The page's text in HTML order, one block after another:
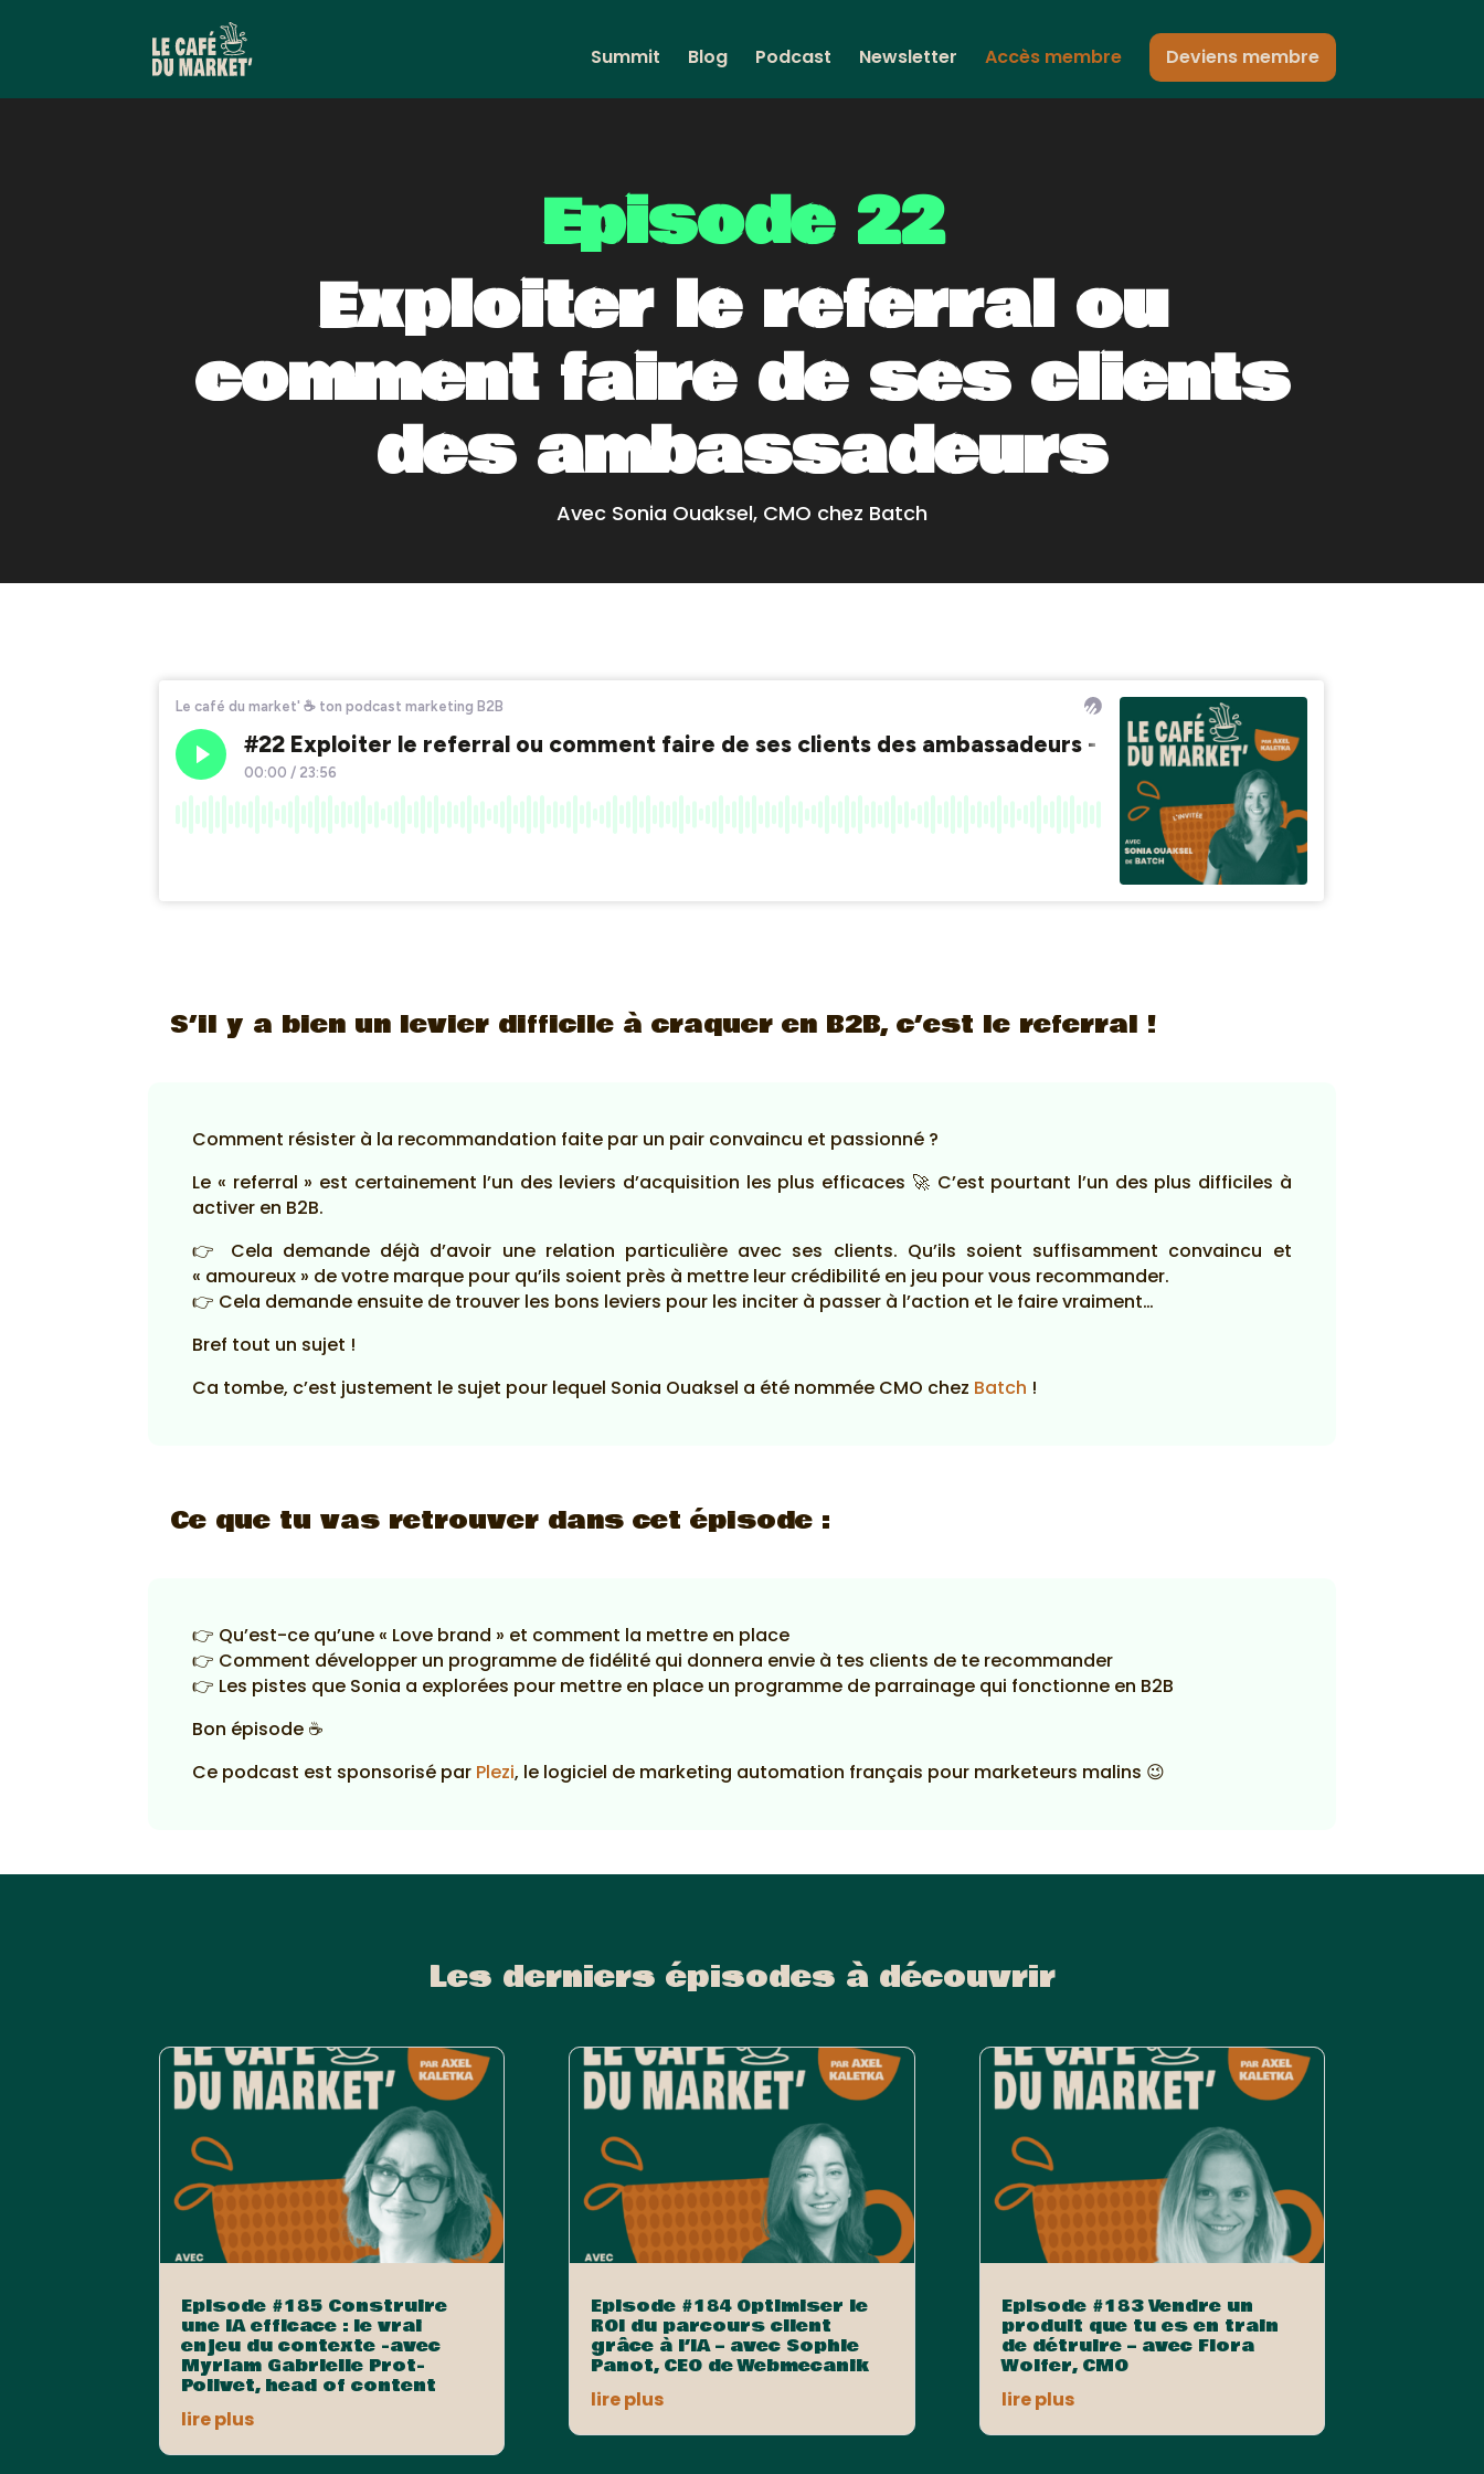
Summit Blog Podcast Newsletter Accès membre Deviens membre
Episode 22
Exploiter le referral ou
comment faire de ses clients
des ambassadeurs
Avec Sonia Ouaksel, CMO chez Batch
S’il y a bien un levier difficile à craquer en B2B, c’est le referral !
Comment résister à la recommandation faite par un pair convaincu et passionné ?
Le « referral » est certainement l’un des leviers d’acquisition les plus efficaces 🚀 C’est pourtant l’un des plus difficiles à
activer en B2B.
👉 Cela demande déjà d’avoir une relation particulière avec ses clients. Qu’ils soient suffisamment convaincu et
« amoureux » de votre marque pour qu’ils soient près à mettre leur crédibilité en jeu pour vous recommander.
👉 Cela demande ensuite de trouver les bons leviers pour les inciter à passer à l’action et le faire vraiment…
Bref tout un sujet !
Ca tombe, c’est justement le sujet pour lequel Sonia Ouaksel a été nommée CMO chez Batch !
Ce que tu vas retrouver dans cet épisode :
👉 Qu’est-ce qu’une « Love brand » et comment la mettre en place
👉 Comment développer un programme de fidélité qui donnera envie à tes clients de te recommander
👉 Les pistes que Sonia a explorées pour mettre en place un programme de parrainage qui fonctionne en B2B
Bon épisode ☕
Ce podcast est sponsorisé par Plezi, le logiciel de marketing automation français pour marketeurs malins 😉
Les derniers épisodes à découvrir
Episode #185 Construire
une IA efficace : le vrai
enjeu du contexte -avec
Myriam Gabrielle Prot-
Poilvet, head of content
lire plus
Episode #184 Optimiser le
ROI du parcours client
grâce à l’IA – avec Sophie
Panot, CEO de Webmecanik
lire plus
Episode #183 Vendre un
produit que tu es en train
de détruire – avec Flora
Wolfer, CMO
lire plus